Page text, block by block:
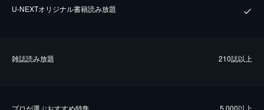
U-NEXTオリジナル書籍読み放題
雑誌読み放題 210誌以上
プロが選ぶおすすめ特集 5,000以上